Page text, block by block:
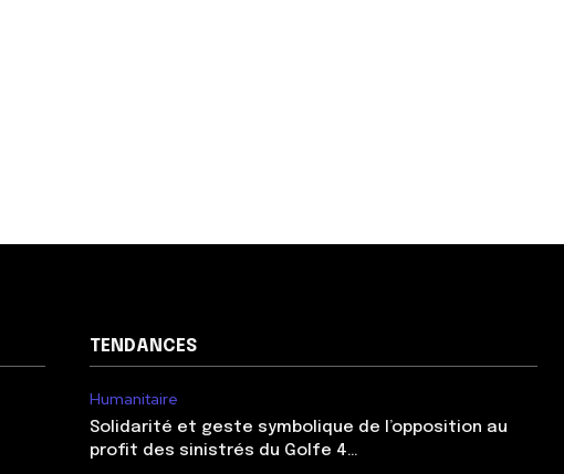
TENDANCES
Humanitaire
Solidarité et geste symbolique de l’opposition au
profit des sinistrés du Golfe 4…